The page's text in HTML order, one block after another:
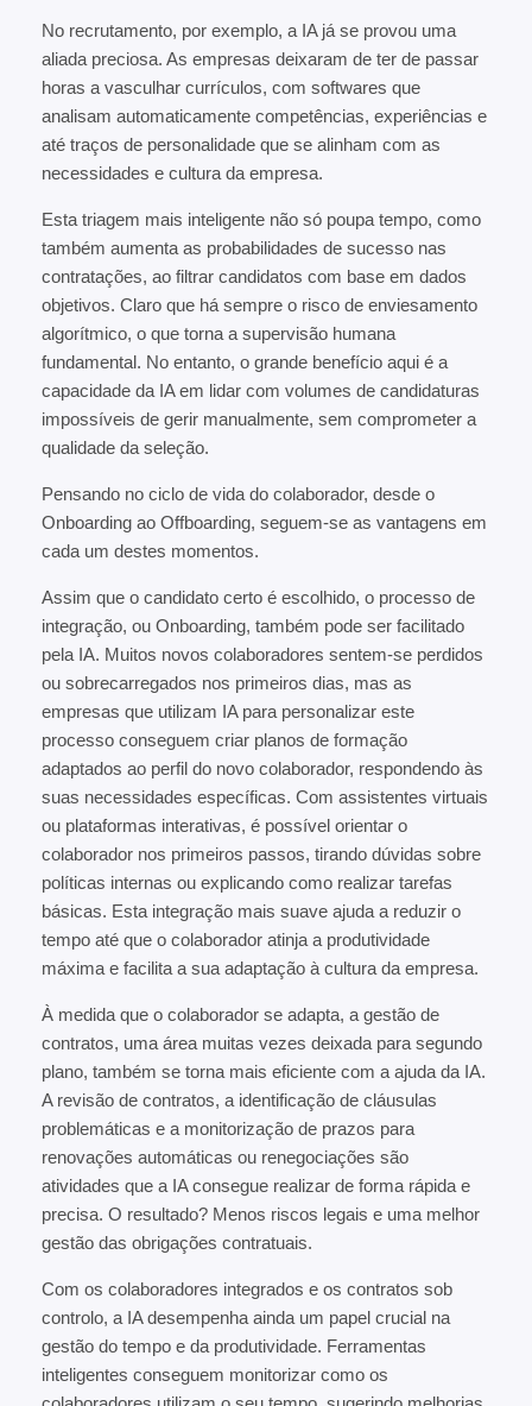
No recrutamento, por exemplo, a IA já se provou uma
aliada preciosa. As empresas deixaram de ter de passar
horas a vasculhar currículos, com softwares que
analisam automaticamente competências, experiências e
até traços de personalidade que se alinham com as
necessidades e cultura da empresa.
Esta triagem mais inteligente não só poupa tempo, como
também aumenta as probabilidades de sucesso nas
contratações, ao filtrar candidatos com base em dados
objetivos. Claro que há sempre o risco de enviesamento
algorítmico, o que torna a supervisão humana
fundamental. No entanto, o grande benefício aqui é a
capacidade da IA em lidar com volumes de candidaturas
impossíveis de gerir manualmente, sem comprometer a
qualidade da seleção.
Pensando no ciclo de vida do colaborador, desde o
Onboarding ao Offboarding, seguem-se as vantagens em
cada um destes momentos.
Assim que o candidato certo é escolhido, o processo de
integração, ou Onboarding, também pode ser facilitado
pela IA. Muitos novos colaboradores sentem-se perdidos
ou sobrecarregados nos primeiros dias, mas as
empresas que utilizam IA para personalizar este
processo conseguem criar planos de formação
adaptados ao perfil do novo colaborador, respondendo às
suas necessidades específicas. Com assistentes virtuais
ou plataformas interativas, é possível orientar o
colaborador nos primeiros passos, tirando dúvidas sobre
políticas internas ou explicando como realizar tarefas
básicas. Esta integração mais suave ajuda a reduzir o
tempo até que o colaborador atinja a produtividade
máxima e facilita a sua adaptação à cultura da empresa.
À medida que o colaborador se adapta, a gestão de
contratos, uma área muitas vezes deixada para segundo
plano, também se torna mais eficiente com a ajuda da IA.
A revisão de contratos, a identificação de cláusulas
problemáticas e a monitorização de prazos para
renovações automáticas ou renegociações são
atividades que a IA consegue realizar de forma rápida e
precisa. O resultado? Menos riscos legais e uma melhor
gestão das obrigações contratuais.
Com os colaboradores integrados e os contratos sob
controlo, a IA desempenha ainda um papel crucial na
gestão do tempo e da produtividade. Ferramentas
inteligentes conseguem monitorizar como os